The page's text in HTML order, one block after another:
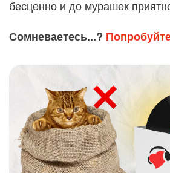
бесценно и до мурашек
Сомневаетесь...?